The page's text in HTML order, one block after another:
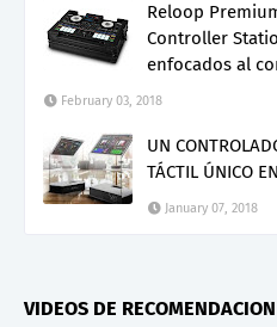
Reloop
Controller
enfocados al
February 03, 2018
UN
TÁCTIL ÚNICO
January 07, 2018
VIDEOS DE RECOMENDACION